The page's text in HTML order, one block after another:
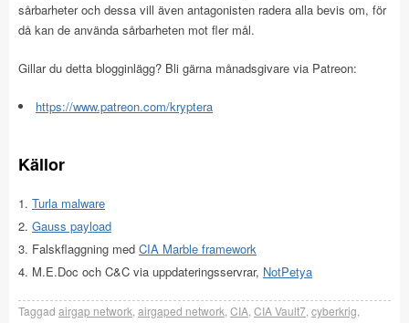
sårbarheter och dessa vill även antagonisten radera alla bevis om, för
då kan de använda sårbarheten mot fler mål.
Gillar du detta blogginlägg? Bli gärna månadsgivare via Patreon:
https://www.patreon.com/kryptera
Källor
Turla malware
Gauss payload
Falskflaggning med CIA Marble framework
M.E.Doc och C&C via uppdateringsservrar, NotPetya
Taggad airgap network airgaped network CIA CIA Vault7 cyberkrig